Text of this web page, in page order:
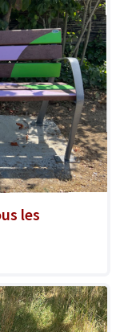
les